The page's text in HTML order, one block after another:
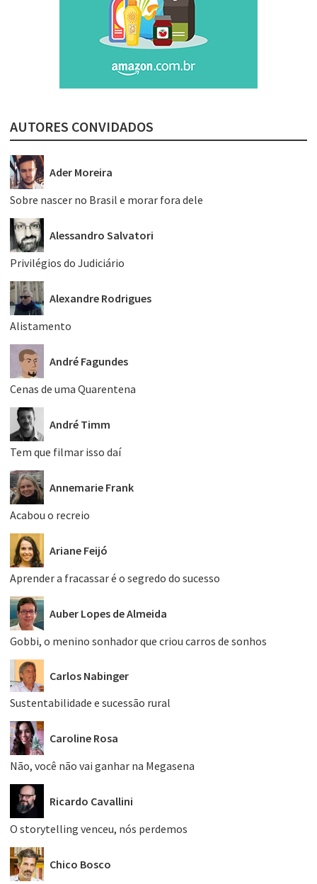
AUTORES CONVIDADOS
Ader Moreira
Sobre nascer no Brasil e morar fora dele
Alessandro Salvatori
Privilégios do Judiciário
Alexandre Rodrigues
Alistamento
André Fagundes
Cenas de uma Quarentena
André Timm
Tem que filmar isso daí
Annemarie Frank
Acabou o recreio
Ariane Feijó
Aprender a fracassar é o segredo do sucesso
Auber Lopes de Almeida
Gobbi, o menino sonhador que criou carros de sonhos
Carlos Nabinger
Sustentabilidade e sucessão rural
Caroline Rosa
Não, você não vai ganhar na Megasena
Ricardo Cavallini
O storytelling venceu, nós perdemos
Chico Bosco